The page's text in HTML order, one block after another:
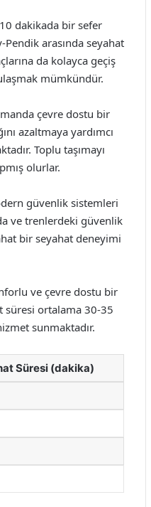
dakikada bir sefer
arasında seyahat
da kolayca geçiş
mümkündür.
çevre dostu bir
azaltmaya yardımcı
Toplu taşımayı
olurlar.
güvenlik sistemleri
ve trenlerdeki güvenlik
bir seyahat deneyimi
ve çevre dostu bir
süresi ortalama 30-35
sunmaktadır.
Süresi (dakika)